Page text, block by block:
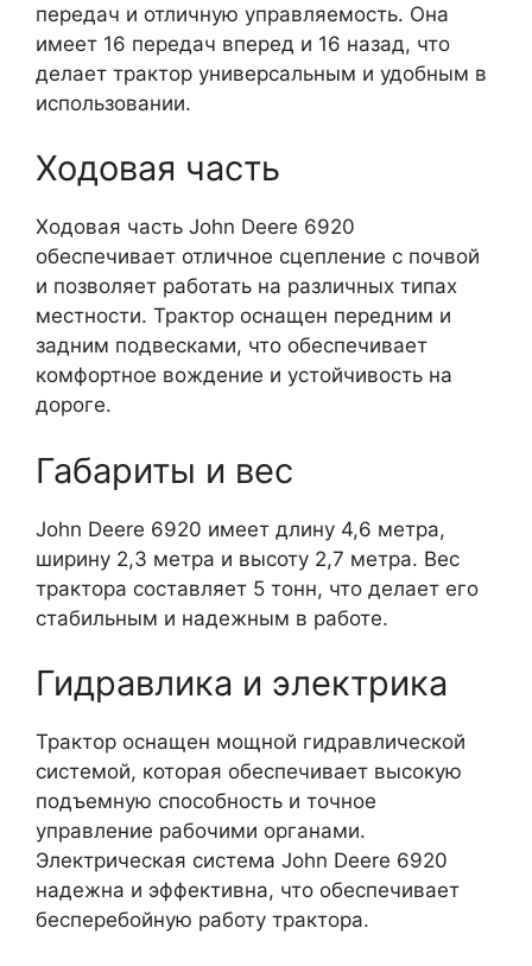
передач и отличную управляемость. Она
имеет 16 передач вперед и 16 назад, что
делает трактор универсальным и удобным в
использовании.
Ходовая часть
Ходовая часть John Deere 6920
обеспечивает отличное сцепление с почвой
и позволяет работать на различных типах
местности. Трактор оснащен передним и
задним подвесками, что обеспечивает
комфортное вождение и устойчивость на
дороге.
Габариты и вес
John Deere 6920 имеет длину 4,6 метра,
ширину 2,3 метра и высоту 2,7 метра. Вес
трактора составляет 5 тонн, что делает его
стабильным и надежным в работе.
Гидравлика и электрика
Трактор оснащен мощной гидравлической
системой, которая обеспечивает высокую
подъемную способность и точное
управление рабочими органами.
Электрическая система John Deere 6920
надежна и эффективна, что обеспечивает
бесперебойную работу трактора.